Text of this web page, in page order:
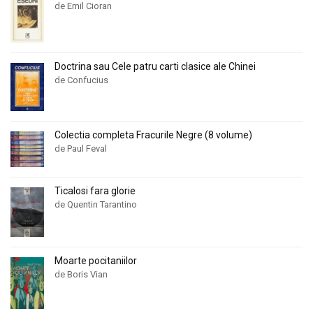
de Emil Cioran
Doctrina sau Cele patru carti clasice ale Chinei
de Confucius
Colectia completa Fracurile Negre (8 volume)
de Paul Feval
Ticalosi fara glorie
de Quentin Tarantino
Moarte pocitaniilor
de Boris Vian